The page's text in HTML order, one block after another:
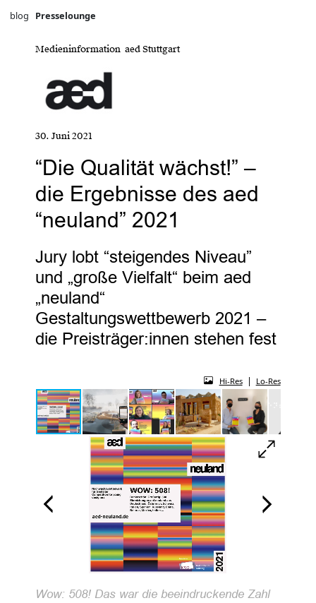
blog Presselounge
Medieninformation aed Stuttgart
30. Juni 2021
“Die Qualität wächst!” –
die Ergebnisse des aed
“neuland” 2021
Jury lobt “steigendes Niveau”
und „große Vielfalt“ beim aed
„neuland“
Gestaltungswettbewerb 2021 –
die Preisträger:innen stehen fest
Hi-Res| Lo-Res
Wow: 508! Das war die beeindruckende Zahl